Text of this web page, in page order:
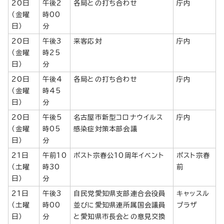
20日
（金曜
日）
午後2
時00
分
各局との打ち合わせ 庁内
20日
（金曜
日）
午後3
時25
分
来客応対 庁内
20日
（金曜
日）
午後4
時45
分
各局との打ち合わせ 庁内
20日
（金曜
日）
午後5
時05
分
名古屋市新型コロナウイルス
感染症対策本部会議
庁内
21日
（土曜
日）
午前10
時30
分
ポスト宗春公10周年イベント
ポスト宗春
前
21日
（土曜
日）
午後3
時00
分
自民党愛知県支部連合会役員
並びに愛知県連所属国会議員
と愛知県市長会との意見交換
キャッスル
プラザ